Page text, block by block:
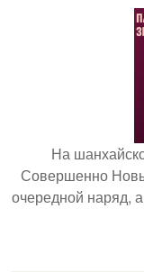
На
Совершенно
очередной наряд,